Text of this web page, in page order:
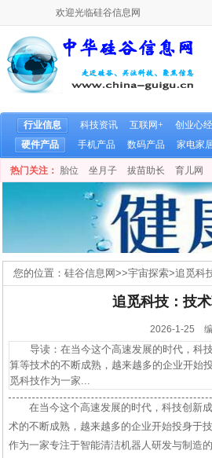
欢迎光临硅谷信息网
行业信息 科技资讯 互联网+ 创业心经
硬件产品
手机产品 数码产品 家电家
热门关注： 胎位 坐月子 拔苗助长 育儿网
您的位置： 硅谷信息网>>宇宙探索>追觅科
追觅科技：技
2026-1-25
导读：在当今这个高速发展的时代，科技
算等技术的不断成熟，越来越多的企业开始
觅科技作为一家...
在当今这个高速发展的时代，科技创新
术的不断成熟，越来越多的企业开始投身于
作为一家专注于智能清洁机器人研发与制造